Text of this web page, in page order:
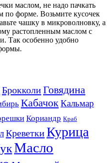
маслом, не надо пачкать
по форме. Возьмите кусочек
чашку в микроволновку, а
растопленным маслом с
Так особенно удобно
БрокколиГовядина
КабачокКальмар
Кориандр Краб
КреветкиКурица
Масло